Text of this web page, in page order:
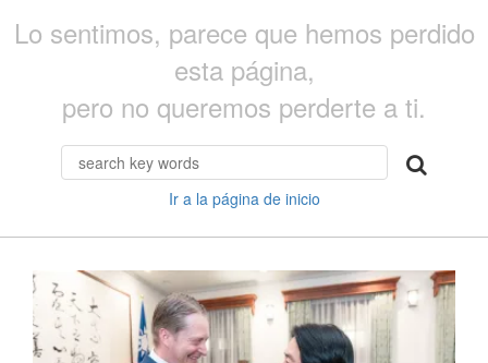
Lo sentimos, parece que hemos perdido
esta página,
pero no queremos perderte a ti.
Ir a la página de inicio